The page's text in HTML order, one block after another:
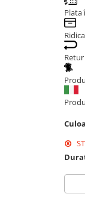
Plata